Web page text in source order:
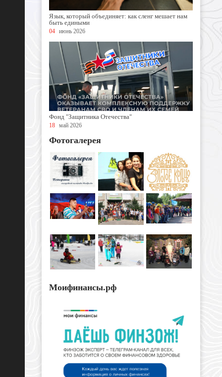
Язык, который объединяет: как сленг мешает нам
быть едиными
04 июнь 2026
Фонд "Защитника Отечества"
18 май 2026
Фотогалерея
Моифинансы.рф